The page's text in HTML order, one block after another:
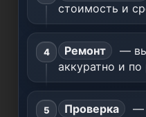
стоимость и
Ремонт
—
аккуратно и по
Проверка
—